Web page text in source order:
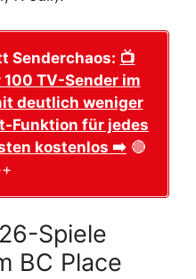
Senderchaos: 📺
TV-Sender im
deutlich weniger
Funktion für jedes
kostenlos ➡️ 🔴
Spiele
BC Place